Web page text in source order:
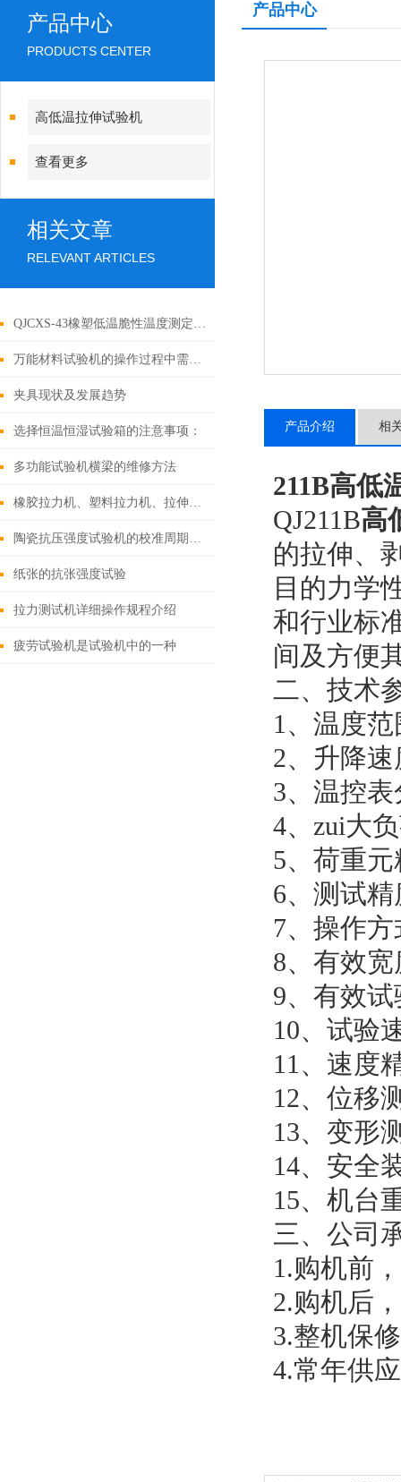
产品中心
PRODUCTS CENTER
高低温拉伸试验机
查看更多
相关文章
RELEVANT ARTICLES
QJCXS-43橡塑低温脆性温度测定仪性能与用途
万能材料试验机的操作过程中需要注意哪些安全事项？
夹具现状及发展趋势
选择恒温恒湿试验箱的注意事项：
多功能试验机横梁的维修方法
橡胶拉力机、塑料拉力机、拉伸试验机方法
陶瓷抗压强度试验机的校准周期是多久？
纸张的抗张强度试验
拉力测试机详细操作规程介绍
疲劳试验机是试验机中的一种
产品中心
产品介绍 相
211B高低
QJ211B高
的拉伸、
目的力学
和行业标
间及方便
二、技术
1、温度
2、升降
3、温控
4、zui大
5、荷重元
6、测试精
7、操作
8、有效宽
9、有效
10、试验
11、速度
12、位移
13、变形
14、安全
15、机台
三、 公司
1.购机前
2.购机后
3.整机保
4.常年供